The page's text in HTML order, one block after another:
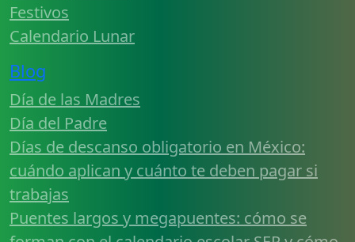
Festivos
Calendario Lunar
Blog
Día de las Madres
Día del Padre
Días de descanso obligatorio en México:
cuándo aplican y cuánto te deben pagar si
trabajas
Puentes largos y megapuentes: cómo se